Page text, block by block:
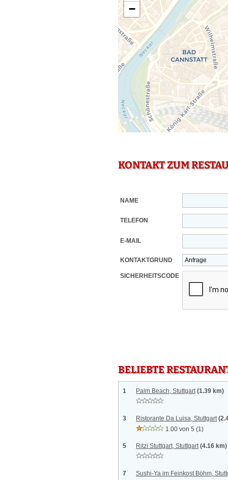
−
KONTAKT ZUM
NAME
TELEFON
E-MAIL
KONTAKTGRUND
SICHERHEITSCODE
BELIEBTE
1 Palm Beach, Stuttgart (1.39 km)
3 Ristorante Da Luisa, Stuttgart
1.00 von 5 (1)
5 Ritzi Stuttgart, Stuttgart (4.16 km)
7
Sushi-Ya im Feinkost Böhm,